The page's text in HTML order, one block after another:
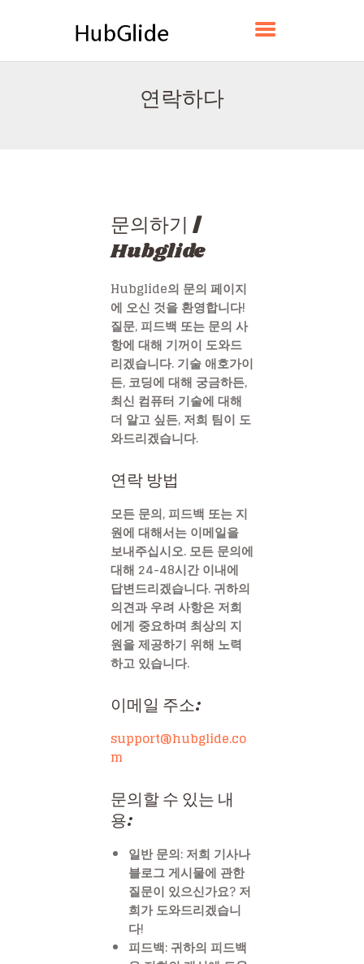
연락하다
HUBGLIDE
문의하기 |
Hubglide
Hubglide의 문의 페이지
에 오신 것을 환영합니다!
질문, 피드백 또는 문의 사
항에 대해 기꺼이 도와드
리겠습니다. 기술 애호가이
든, 코딩에 대해 궁금하든,
최신 컴퓨터 기술에 대해
더 알고 싶든, 저희 팀이 도
와드리겠습니다.
연락 방법
모든 문의, 피드백 또는 지
원에 대해서는 이메일을
보내주십시오. 모든 문의에
대해 24-48시간 이내에
답변드리겠습니다. 귀하의
의견과 우려 사항은 저희
에게 중요하며 최상의 지
원을 제공하기 위해 노력
하고 있습니다.
이메일 주소:
support@hubglide.co
m
문의할 수 있는 내
용:
일반 문의: 저희 기사나
블로그 게시물에 관한
질문이 있으신가요? 저
희가 도와드리겠습니
다!
피드백: 귀하의 피드백